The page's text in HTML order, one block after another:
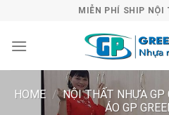
content
MIỄN PHÍ SHIP NỘI
HOME / NỘI THẤT NHỰA GP
ÁO GP